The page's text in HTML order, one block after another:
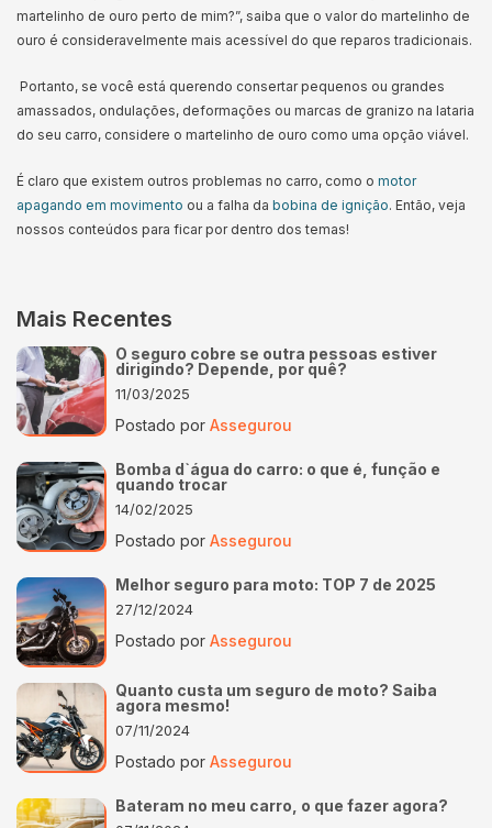
martelinho de ouro perto de mim?”, saiba que o valor do martelinho de
ouro é consideravelmente mais acessível do que reparos tradicionais.
Portanto, se você está querendo consertar pequenos ou grandes
amassados, ondulações, deformações ou marcas de granizo na lataria
do seu carro, considere o martelinho de ouro como uma opção viável.
É claro que existem outros problemas no carro, como o motor
apagando em movimento ou a falha da bobina de ignição. Então, veja
nossos conteúdos para ficar por dentro dos temas!
Mais Recentes
O seguro cobre se outra pessoas estiver
dirigindo? Depende, por quê?
11/03/2025
Postado por Assegurou
Bomba d`água do carro: o que é, função e
quando trocar
14/02/2025
Postado por Assegurou
Melhor seguro para moto: TOP 7 de 2025
27/12/2024
Postado por Assegurou
Quanto custa um seguro de moto? Saiba
agora mesmo!
07/11/2024
Postado por Assegurou
Bateram no meu carro, o que fazer agora?